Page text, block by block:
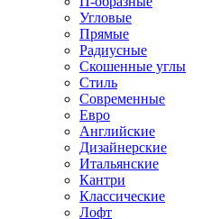
Угловые
Прямые
Радиусные
Скошенные углы
Стиль
Современные
Евро
Английские
Дизайнерские
Итальянские
Кантри
Классические
Лофт